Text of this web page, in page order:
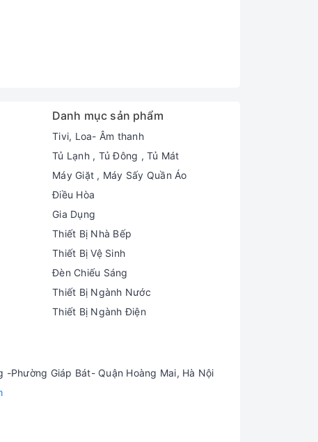
Danh mục sản phẩm
Tivi, Loa- Âm thanh
Tủ Lạnh , Tủ Đông , Tủ Mát
Máy Giặt , Máy Sấy Quần Áo
Điều Hòa
Gia Dụng
Thiết Bị Nhà Bếp
Thiết Bị Vệ Sinh
Đèn Chiếu Sáng
Thiết Bị Ngành Nước
Thiết Bị Ngành Điện
-Phường Giáp Bát- Quận Hoàng Mai, Hà Nội